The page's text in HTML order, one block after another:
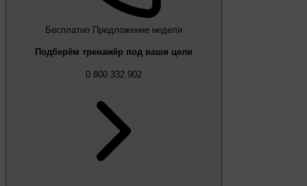
Бесплатно Предложение недели
Подберём тренажёр под ваши цели
0 800 332 902